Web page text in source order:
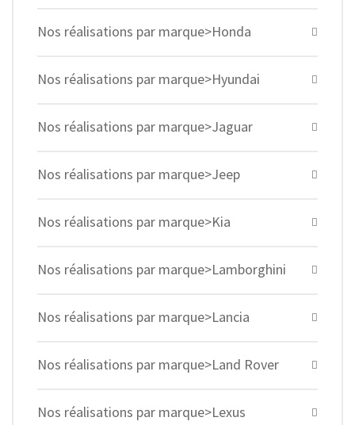
Nos réalisations par marque>Honda
Nos réalisations par marque>Hyundai
Nos réalisations par marque>Jaguar
Nos réalisations par marque>Jeep
Nos réalisations par marque>Kia
Nos réalisations par marque>Lamborghini
Nos réalisations par marque>Lancia
Nos réalisations par marque>Land Rover
Nos réalisations par marque>Lexus